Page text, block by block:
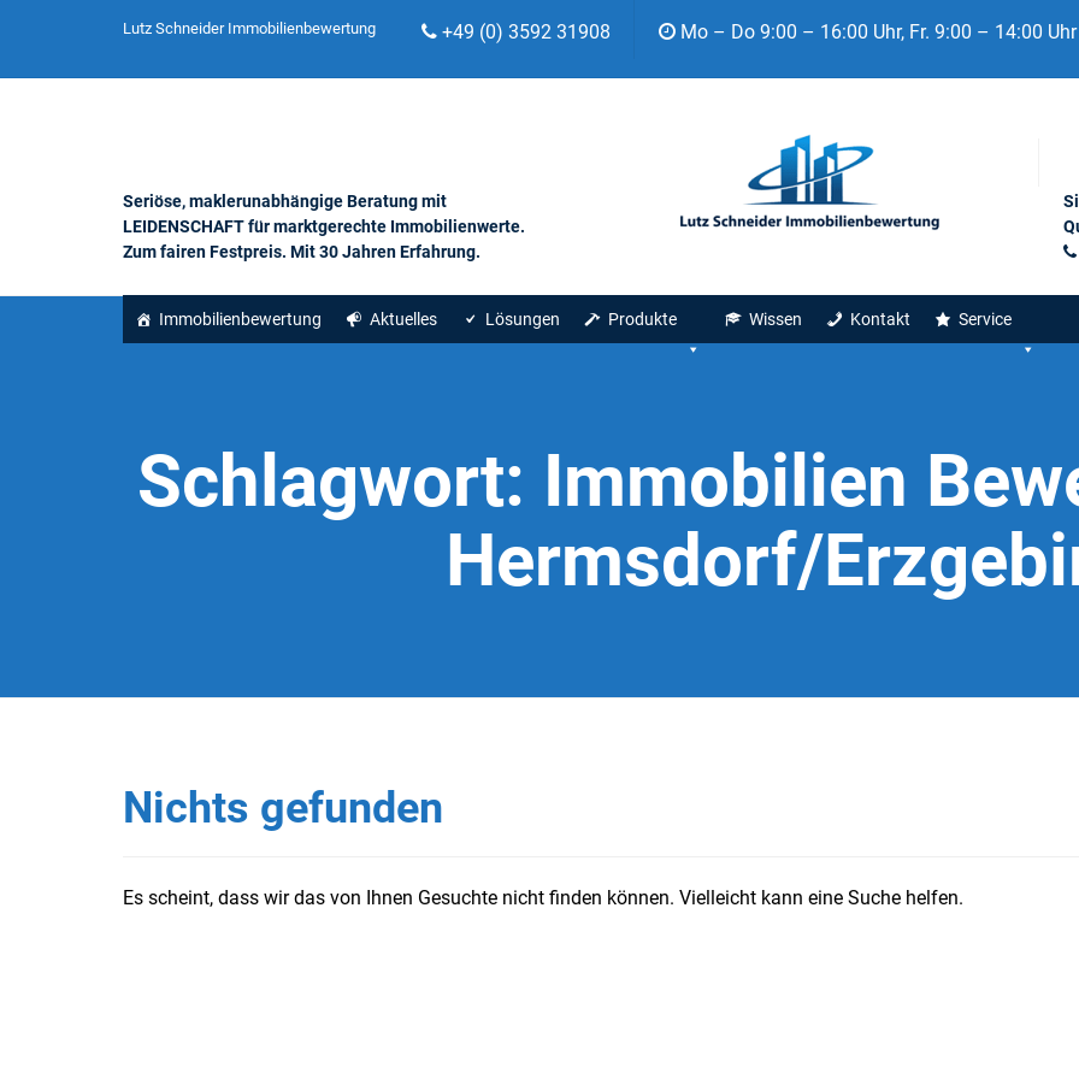
Lutz Schneider Immobilienbewertung +49 (0) 3592 31908 Mo – Do 9:00 – 16:00 Uhr, Fr. 9:00 – 14:00 Uhr
Seriöse, maklerunabhängige Beratung mit
LEIDENSCHAFT für marktgerechte Immobilienwerte.
Zum fairen Festpreis. Mit 30 Jahren Erfahrung.
Immobilienbewertung Aktuelles Lösungen Produkte Wissen Kontakt Service
Schlagwort: Immobilien
Hermsdorf/
Nichts gefunden
Es scheint, dass wir das von Ihnen Gesuchte nicht finden können. Vielleicht kann eine Suche helfen.